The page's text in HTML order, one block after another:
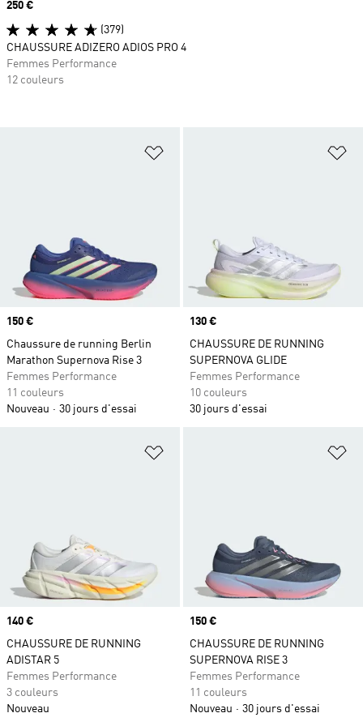
Ajouter à la Liste de produits
Prix
150 €
Chaussure de running Berlin
Marathon Supernova Rise 3
Femmes Performance
11 couleurs
Nouveau
30 jours d'essai
Prix
130 €
CHAUSSURE DE RUNNING
SUPERNOVA GLIDE
Femmes Performance
10 couleurs
30 jours d'essai
Ajouter à la Liste de produits
Prix
140 €
CHAUSSURE DE RUNNING
ADISTAR 5
Femmes Performance
3 couleurs
Nouveau
Prix
150 €
CHAUSSURE DE RUNNING
SUPERNOVA RISE 3
Femmes Performance
11 couleurs
Nouveau
30 jours d'essai
Prix
250 €
(379)
CHAUSSURE ADIZERO ADIOS PRO 4
Femmes Performance
12 couleurs